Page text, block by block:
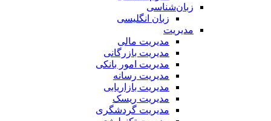
زبان‌شناسی
زبان انگلیسی
مدیریت
مدیریت مالی
مدیریت بازرگانی
مدیریت امور بانکی
مدیریت رسانه
مدیریت بازاریابی
مدیریت ریسک
مدیریت گردشگری